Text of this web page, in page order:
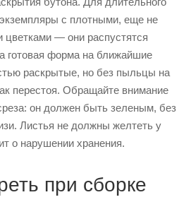
с плотными, еще не
— они распустятся
готовая форма на ближайшие
раскрытые, но без пыльцы на
перестоя. Обращайте внимание
он должен быть зеленым, без
Листья не должны желтеть у
о нарушении хранения.
при сборке